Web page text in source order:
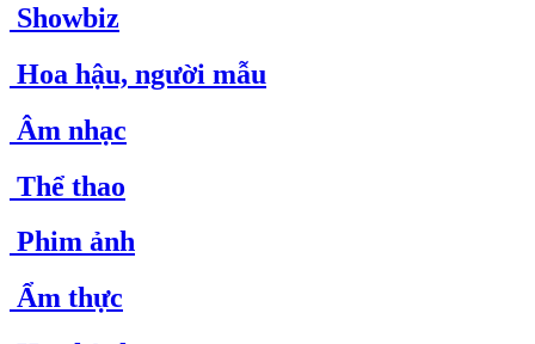
Showbiz
Hoa hậu, người mẫu
Âm nhạc
Thể thao
Phim ảnh
Ẩm thực